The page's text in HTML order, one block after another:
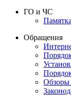
ГО и ЧС
Обращения
Обзоры